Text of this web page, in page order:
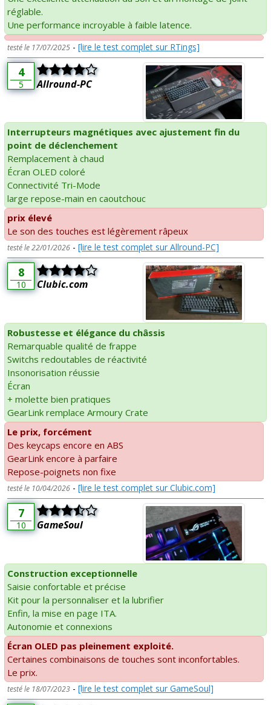
réglable.
Une performance incroyable à faible latence.
testé le 17/07/2025 - [lire le test complet sur RTings]
4
5 Allround-PC
Interrupteurs magnétiques avec ajustement fin du
point de déclenchement
Remplacement à chaud
Écran OLED coloré
Connectivité Tri-Mode
large repose-main en caoutchouc
prix élevé
Le son des touches est légèrement râpeux
testé le 22/01/2026 - [lire le test complet sur Allround-PC]
8
10 Clubic.com
Robustesse et élégance du châssis
Remarquable qualité de frappe
Switchs redoutables de réactivité
Insonorisation réussie
Écran
+ molette bien pratiques
GearLink remplace Armoury Crate
Le prix, forcément
Des keycaps encore en ABS
GearLink encore à parfaire
Repose-poignets non fixe
testé le 10/04/2026 - [lire le test complet sur Clubic.com]
7
10 GameSoul
Construction exceptionnelle
Saisie confortable et précise
Kit pour la personnaliser et la lubrifier
Enfin, la mise en page ITA.
Autonomie et connexions
Écran OLED pas pleinement exploité.
Certaines combinaisons de touches sont inconfortables.
Le prix.
testé le 18/07/2023 - [lire le test complet sur GameSoul]